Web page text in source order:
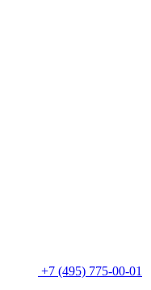
+7 (495) 775-00-01